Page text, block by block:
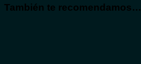
También te recomendamos…